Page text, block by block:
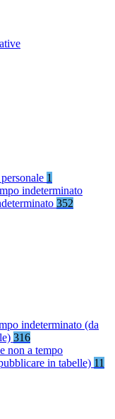
1
indeterminato
352
indeterminato (da
316
non a tempo
in tabelle) 11